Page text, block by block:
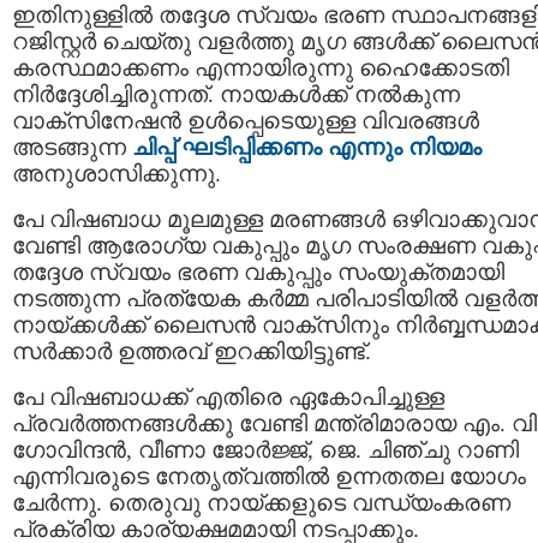
ഇതിനുള്ളില്‍ തദ്ദേശ സ്വയം ഭരണ
റജിസ്റ്റർ ചെയ്തു വളര്‍ത്തു മൃഗ ങ്ങള്‍ക്ക്
കരസ്ഥമാക്കണം എന്നായിരുന്നു ഹൈക്കോടതി
നിര്‍ദ്ദേശിച്ചിരുന്നത്. നായകള്‍ക്ക് നല്‍കുന്ന
വാക്‌സിനേഷന്‍ ഉള്‍പ്പെടെയുള്ള വിവരങ്ങള്‍
അടങ്ങുന്ന ചിപ്പ് ഘടിപ്പിക്കണം എന്നും നിയമം
അനുശാസിക്കുന്നു.
പേ വിഷബാധ മൂലമുള്ള മരണങ്ങള്‍
വേണ്ടി ആരോഗ്യ വകുപ്പും മൃഗ സംരക്ഷണ
തദ്ദേശ സ്വയം ഭരണ വകുപ്പും സംയുക്തമായി
നടത്തുന്ന പ്രത്യേക കർമ്മ പരിപാടിയില്‍
നായ്ക്കള്‍ക്ക് ലൈസൻ വാക്സിനും
സർക്കാർ ഉത്തരവ് ഇറക്കിയിട്ടുണ്ട്.
പേ വിഷബാധക്ക് എതിരെ ഏകോപിച്ചുള്ള
പ്രവര്‍ത്തനങ്ങള്‍ക്കു വേണ്ടി മന്ത്രിമാരായ എം.
ഗോവിന്ദന്‍, വീണാ ജോര്‍ജ്ജ്, ജെ. ചിഞ്ചു റാണി
എന്നിവരുടെ നേതൃത്വത്തില്‍ ഉന്നതതല യോഗം
ചേര്‍ന്നു. തെരുവു നായ്ക്കളുടെ വന്ധ്യംകരണ
പ്രക്രിയ കാര്യക്ഷമമായി നടപ്പാക്കും.